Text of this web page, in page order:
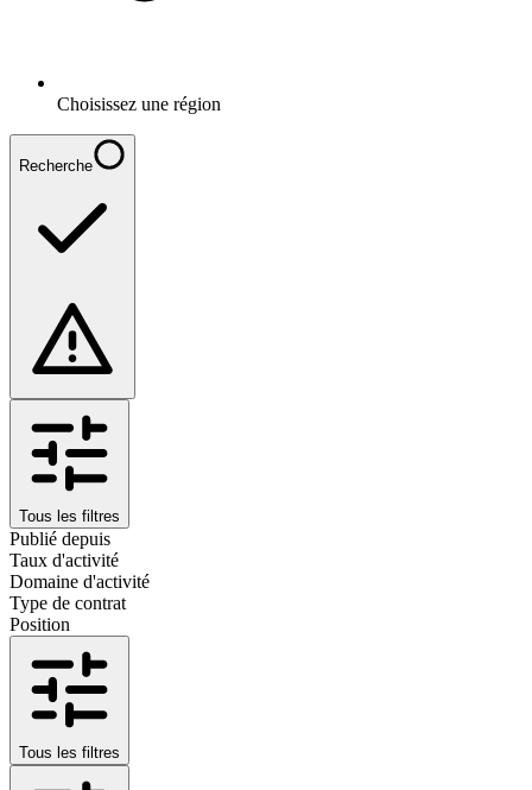
Choisissez une région
Recherche
Tous les filtres
Publié depuis
Taux d'activité
Domaine d'activité
Type de contrat
Position
Tous les filtres